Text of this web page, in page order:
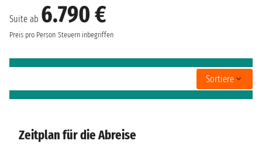
Suite ab 6.790 €
Preis pro Person Steuern inbegriffen
Sortiere
Zeitplan für die Abreise